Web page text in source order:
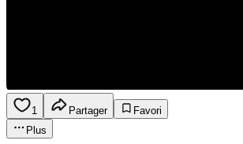
1 Partager
Favori
Plus